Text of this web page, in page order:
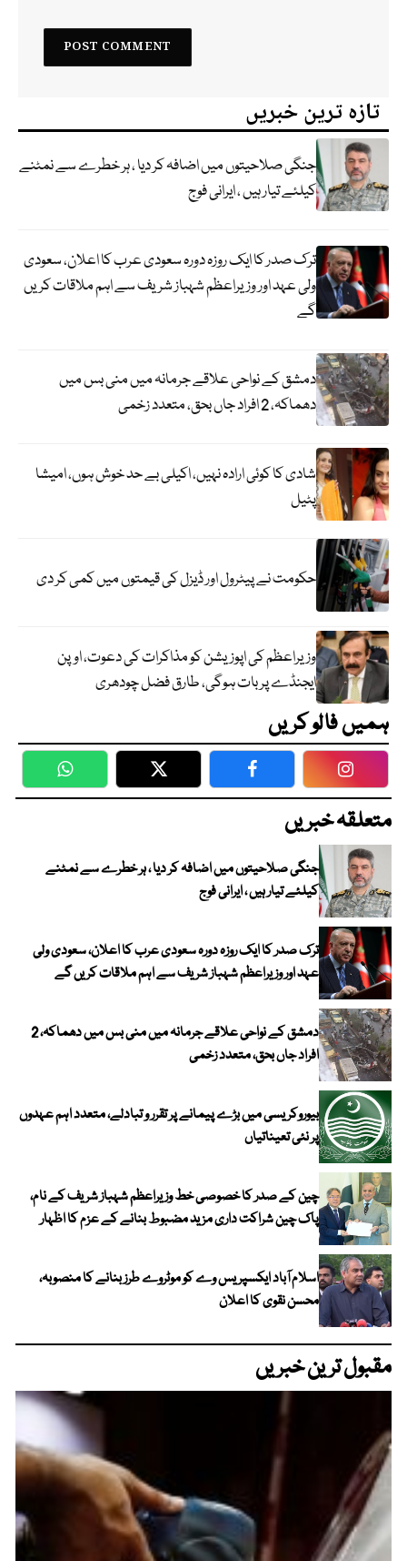
تازہ ترین خبریں
جنگی صلاحیتوں میں اضافہ کر دیا ، ہر خطرے سے نمٹنے
کیلئے تیار ہیں ، ایرانی فوج
ترک صدر کا ایک روزہ دورہ سعودی عرب کا اعلان، سعودی
ولی عہد اور وزیراعظم شہباز شریف سے اہم ملاقات کریں
گے
دمشق کے نواحی علاقے جرمانہ میں منی بس میں
دھماکہ، 2 افراد جاں بحق، متعدد زخمی
شادی کا کوئی ارادہ نہیں، اکیلی بے حد خوش ہوں، امیشا
پٹیل
حکومت نے پیٹرول اور ڈیزل کی قیمتوں میں کمی کر دی
وزیراعظم کی اپوزیشن کو مذاکرات کی دعوت، اوپن
ایجنڈے پر بات ہوگی، طارق فضل چودھری
ہمیں فالو کریں
WhatsApp Twitter Facebook
متعلقہ خبریں
جنگی صلاحیتوں میں اضافہ کر دیا ، ہر خطرے سے نمٹنے
کیلئے تیار ہیں ، ایرانی فوج
ترک صدر کا ایک روزہ دورہ سعودی عرب کا اعلان، سعودی ولی
عہد اور وزیراعظم شہباز شریف سے اہم ملاقات کریں گے
دمشق کے نواحی علاقے جرمانہ میں منی بس میں دھماکہ، 2
افراد جاں بحق، متعدد زخمی
بیوروکریسی میں بڑے پیمانے پر تقرر و تبادلے، متعدد اہم عہدوں
پر نئی تعیناتیاں
چین کے صدر کا خصوصی خط وزیراعظم شہباز شریف کے نام،
پاک چین شراکت داری مزید مضبوط بنانے کے عزم کا اظہار
اسلام آباد ایکسپریس وے کو موٹروے طرز بنانے کا منصوبہ،
محسن نقوی کا اعلان
مقبول ترین خبریں